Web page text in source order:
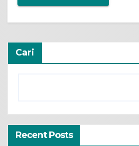
Cari
Recent Posts